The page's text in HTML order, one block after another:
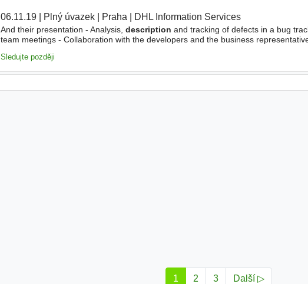
06.11.19| Plný úvazek| Praha DHL Information Services|
And their presentation - Analysis, description and tracking of defects in a bug
team meetings - Collaboration with the developers and the business
Sledujte později
1 2 3 Další ▷